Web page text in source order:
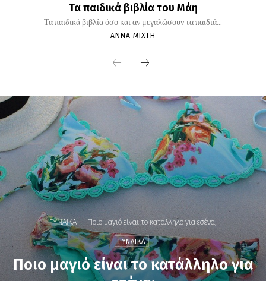
Τα παιδικά βιβλία του Μάη
Τα παιδικά βιβλία όσο και αν μεγαλώσουν τα παιδιά...
ΆΝΝΑ ΜΊΧΤΗ